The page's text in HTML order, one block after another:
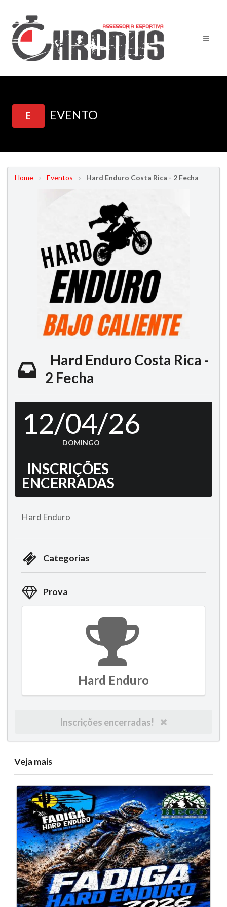
E EVENTO
Home Eventos Hard Enduro Costa Rica - 2 Fecha
Hard Enduro Costa Rica -
2 Fecha
12/04/26
DOMINGO
INSCRIÇÕES
ENCERRADAS
Hard Enduro
Categorias
Prova
Hard Enduro
Inscrições encerradas!
Veja mais